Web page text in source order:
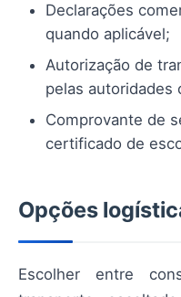
Declarações
quando aplicável;
Autorização de
pelas autoridades
Comprovante de
certificado de
Opções
Escolher entre